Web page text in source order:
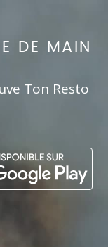
DE MAIN
Ton Resto